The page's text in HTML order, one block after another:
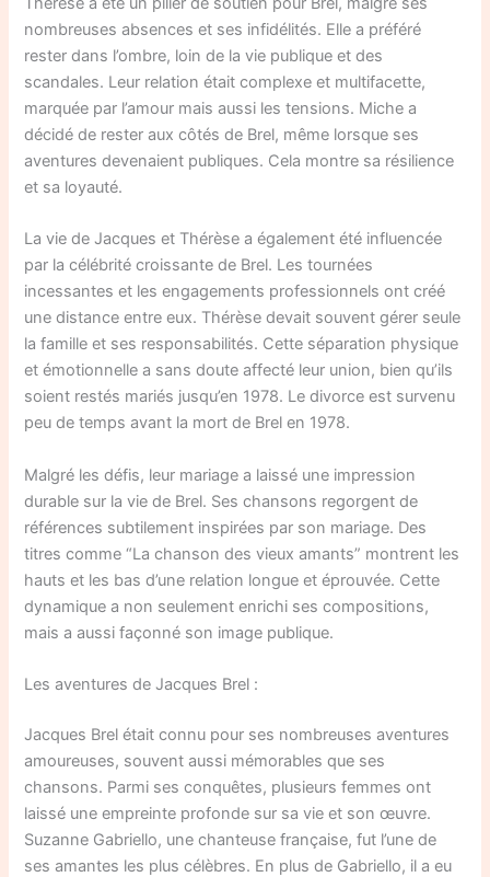
nombreuses absences et ses infidélités. Elle a préféré
rester dans l’ombre, loin de la vie publique et des
scandales. Leur relation était complexe et multifacette,
marquée par l’amour mais aussi les tensions. Miche a
décidé de rester aux côtés de Brel, même lorsque ses
aventures devenaient publiques. Cela montre sa résilience
et sa loyauté.
La vie de Jacques et Thérèse a également été influencée
par la célébrité croissante de Brel. Les tournées
incessantes et les engagements professionnels ont créé
une distance entre eux. Thérèse devait souvent gérer seule
la famille et ses responsabilités. Cette séparation physique
et émotionnelle a sans doute affecté leur union, bien qu’ils
soient restés mariés jusqu’en 1978. Le divorce est survenu
peu de temps avant la mort de Brel en 1978.
Malgré les défis, leur mariage a laissé une impression
durable sur la vie de Brel. Ses chansons regorgent de
références subtilement inspirées par son mariage. Des
titres comme “La chanson des vieux amants” montrent les
hauts et les bas d’une relation longue et éprouvée. Cette
dynamique a non seulement enrichi ses compositions,
mais a aussi façonné son image publique.
Les aventures de Jacques Brel :
Jacques Brel était connu pour ses nombreuses aventures
amoureuses, souvent aussi mémorables que ses
chansons. Parmi ses conquêtes, plusieurs femmes ont
laissé une empreinte profonde sur sa vie et son œuvre.
Suzanne Gabriello, une chanteuse française, fut l’une de
ses amantes les plus célèbres. En plus de Gabriello, il a eu